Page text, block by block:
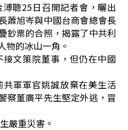
聰25日召開記者會，曬出
蕭旭岑與中國台商會總會長
鈔票的合照，揭露了中共利
物的冰山一角。
文策院董事，但仍在中國
軍軍官姚誠放棄在美生活
察董廣平先生堅定外逃，冒
嚴重災害。